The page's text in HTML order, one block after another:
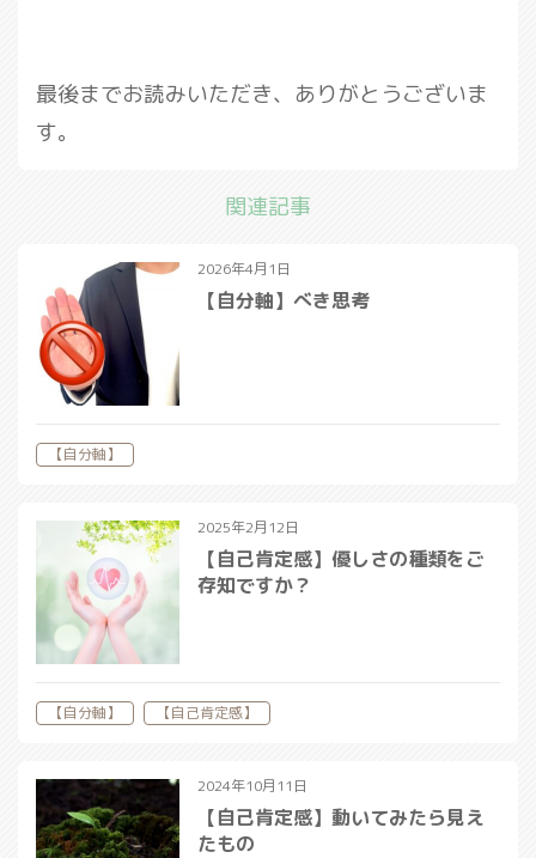
最後までお読みいただき、ありがとうございま
す。
関連記事
2026年4月1日
【自分軸】べき思考
【自分軸】
2025年2月12日
【自己肯定感】優しさの種類をご
存知ですか？
【自分軸】 【自己肯定感】
2024年10月11日
【自己肯定感】動いてみたら見え
たもの